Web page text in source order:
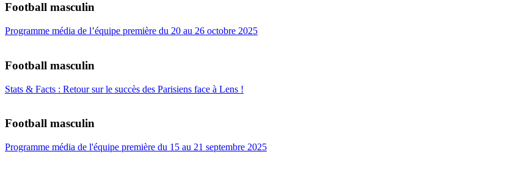
Football masculin
Programme média de l’équipe première du 20 au 26 octobre 2025
Football masculin
Stats & Facts : Retour sur le succès des Parisiens face à Lens !
Football masculin
Programme média de l'équipe première du 15 au 21 septembre 2025